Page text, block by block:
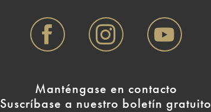
Manténgase en contacto
Suscríbase a nuestro boletín gratuito